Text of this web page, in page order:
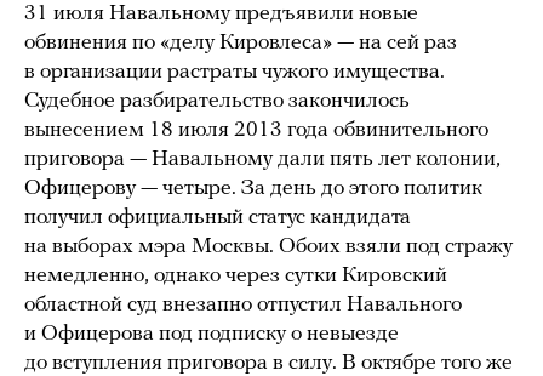
31 июля Навальному предъявили новые
обвинения по «делу Кировлеса» — на сей раз
в организации растраты чужого имущества.
Судебное разбирательство закончилось
вынесением 18 июля 2013 года обвинительного
приговора — Навальному дали пять лет колонии,
Офицерову — четыре. За день до этого политик
получил официальный статус кандидата
на выборах мэра Москвы. Обоих взяли под стражу
немедленно, однако через сутки Кировский
областной суд внезапно отпустил Навального
и Офицерова под подписку о невыезде
до вступления приговора в силу. В октябре того же